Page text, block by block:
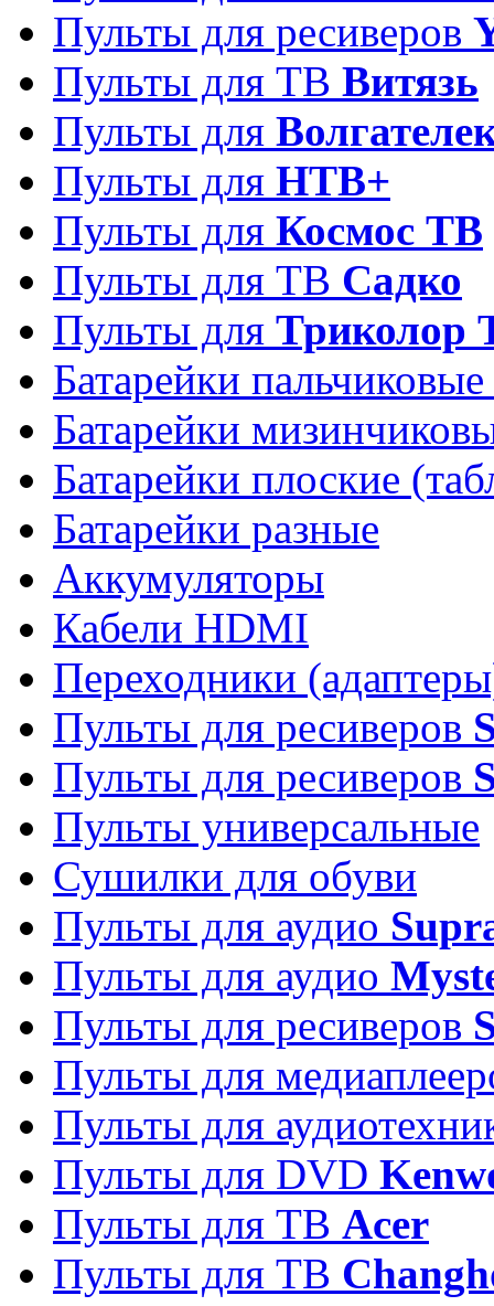
Пульты для ресиверов
Пульты для ТВ Витязь
Пульты для
Пульты для НТВ+
Пульты для Космос ТВ
Пульты для ТВ Садко
Пульты для Триколор
Батарейки
Батарейки
Батарейки плоские
Батарейки разные
Аккумуляторы
Кабели HDMI
Переходники
Пульты для ресиверов
Пульты для ресиверов
Пульты универсальные
Сушилки для обуви
Пульты для аудио
Пульты для аудио
Пульты для ресиверов
Пульты для
Пульты для
Пульты для DVD
Пульты для ТВ Acer
Пульты для ТВ